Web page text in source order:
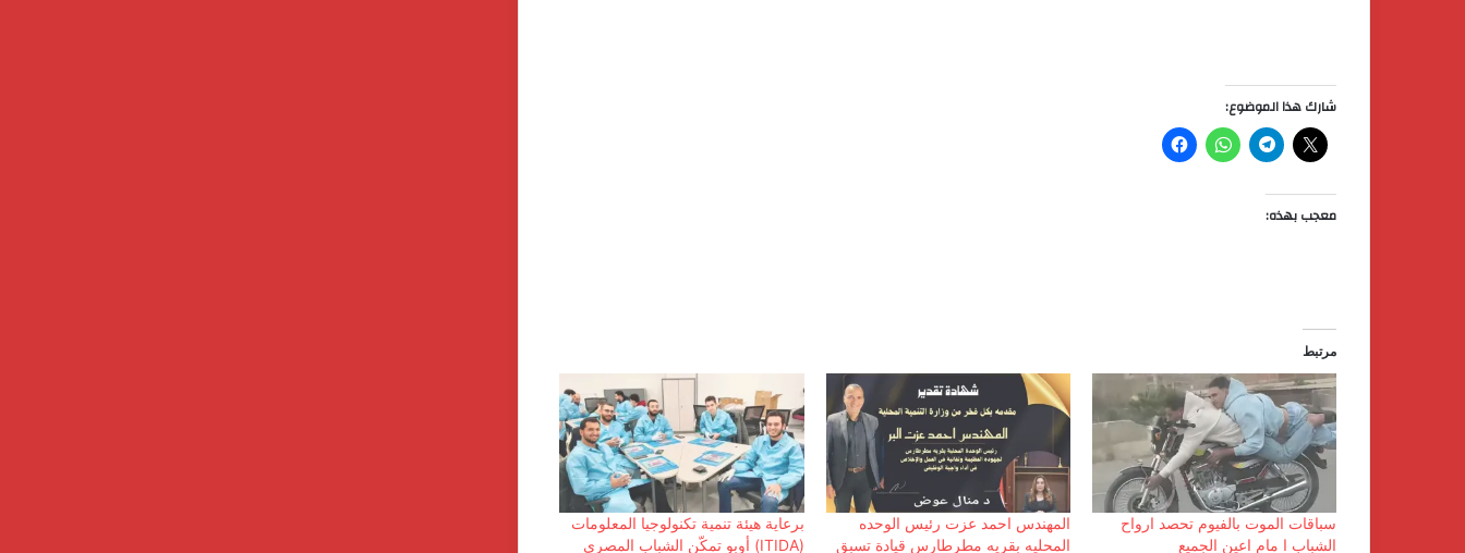
شارك هذا الموضوع:
معجب بهذه:
مرتبط
سباقات الموت بالفيوم تحصد ارواح
الشباب ا مام اعين الجميع
المهندس احمد عزت رئيس الوحده
المحليه بقريه مطرطارس قيادة تسبق
برعاية هيئة تنمية تكنولوجيا المعلومات
(ITIDA) أوبو تمكّن الشباب المصري
انطلاق شركة « ZEE Properties» بالسوق
العقاري المصري بمحفظة مشروعات
مستهدفة تتجاوز ٢٠ مليار جنيه